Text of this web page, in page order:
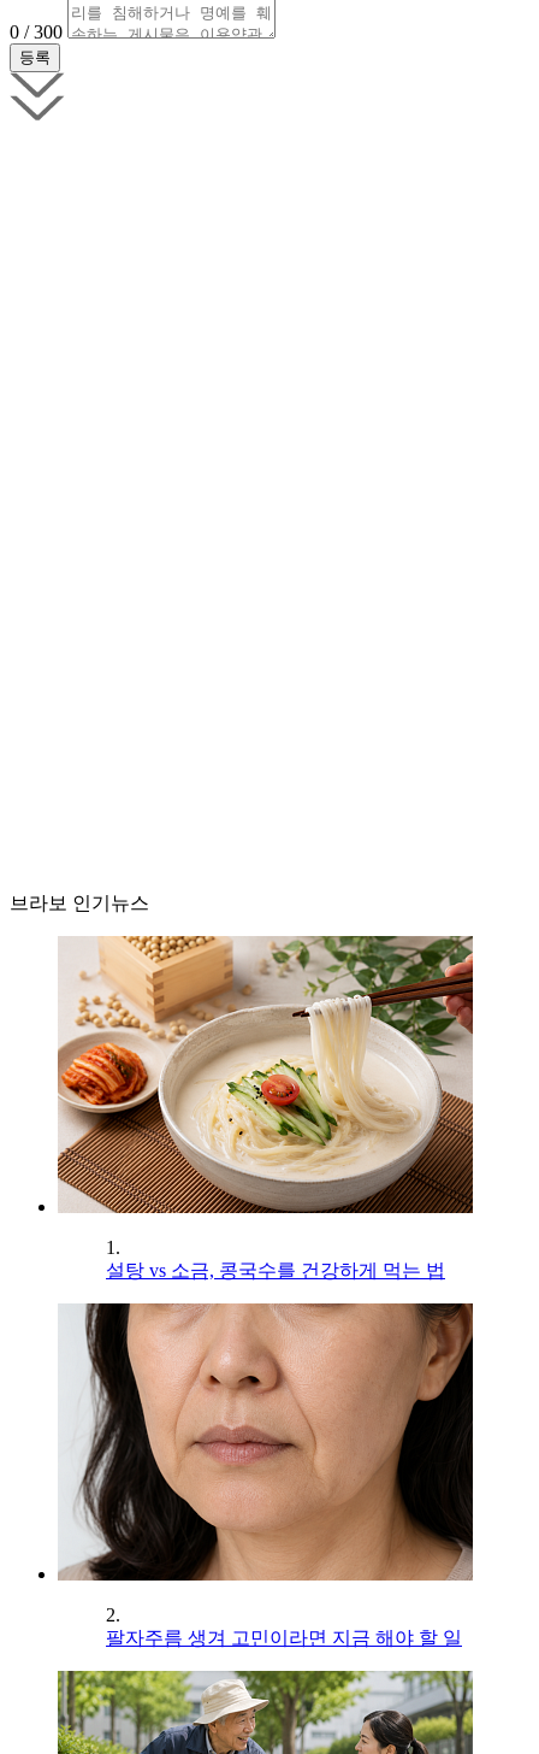
0 / 300
브라보 인기뉴스
1.
설탕 vs 소금, 콩국수를 건강하게 먹는 법
2.
팔자주름 생겨 고민이라면 지금 해야 할 일